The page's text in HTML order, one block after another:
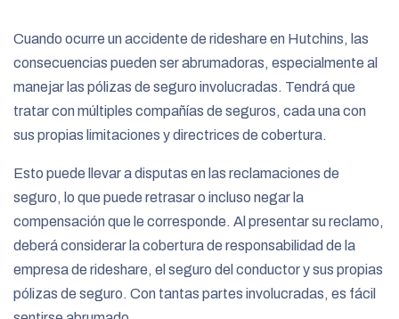
Cuando ocurre un accidente de rideshare en Hutchins, las
consecuencias pueden ser abrumadoras, especialmente al
manejar las pólizas de seguro involucradas. Tendrá que
tratar con múltiples compañías de seguros, cada una con
sus propias limitaciones y directrices de cobertura.
Esto puede llevar a disputas en las reclamaciones de
seguro, lo que puede retrasar o incluso negar la
compensación que le corresponde. Al presentar su reclamo,
deberá considerar la cobertura de responsabilidad de la
empresa de rideshare, el seguro del conductor y sus propias
pólizas de seguro. Con tantas partes involucradas, es fácil